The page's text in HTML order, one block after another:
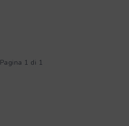
Pagina 1 di 1